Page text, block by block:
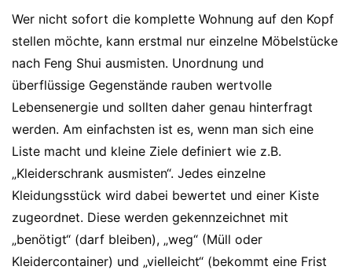
Wer nicht sofort die komplette Wohnung auf den Kopf
stellen möchte, kann erstmal nur einzelne Möbelstücke
nach Feng Shui ausmisten. Unordnung und
überflüssige Gegenstände rauben wertvolle
Lebensenergie und sollten daher genau hinterfragt
werden. Am einfachsten ist es, wenn man sich eine
Liste macht und kleine Ziele definiert wie z.B.
„Kleiderschrank ausmisten“. Jedes einzelne
Kleidungsstück wird dabei bewertet und einer Kiste
zugeordnet. Diese werden gekennzeichnet mit
„benötigt“ (darf bleiben), „weg“ (Müll oder
Kleidercontainer) und „vielleicht“ (bekommt eine Frist